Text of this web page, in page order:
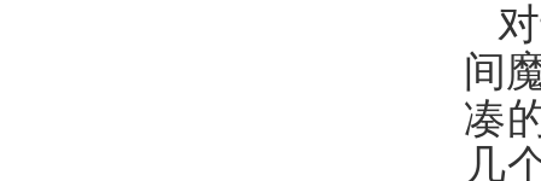
间
凑
几